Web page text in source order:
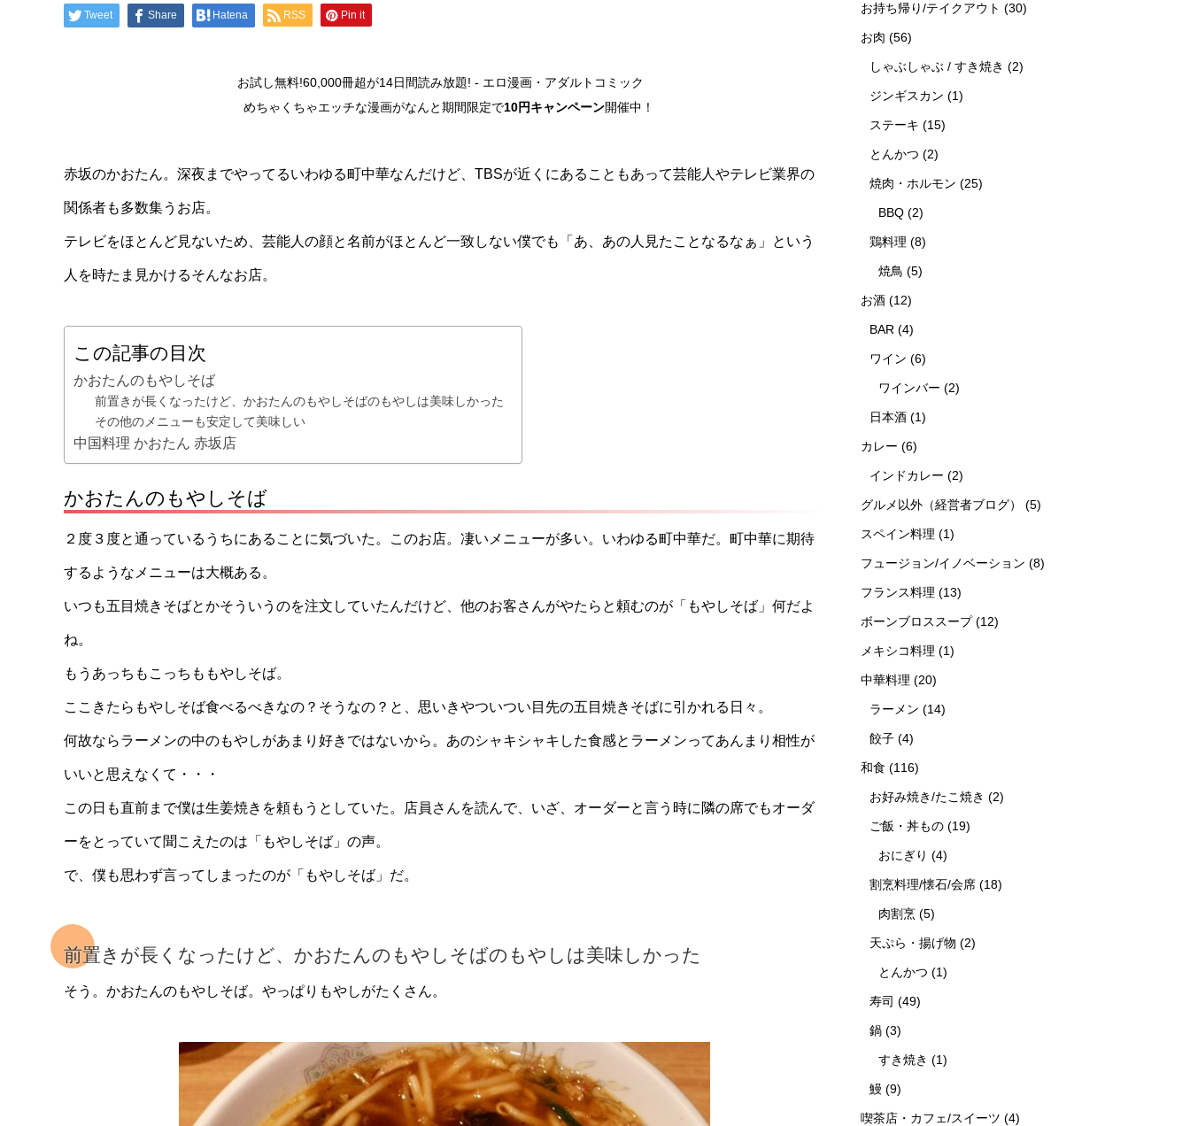
Tweet Share Hatena RSS Pin it
お試し無料!60,000冊超が14日間読み放題! - エロ漫画・アダルトコミック
めちゃくちゃエッチな漫画がなんと期間限定で10円キャンペーン開催中！
赤坂のかおたん。深夜までやってるいわゆる町中華なんだけど、TBSが近くにあることもあって芸能人やテレビ業界の
関係者も多数集うお店。
テレビをほとんど見ないため、芸能人の顔と名前がほとんど一致しない僕でも「あ、あの人見たことなるなぁ」という
人を時たま見かけるそんなお店。
この記事の目次
かおたんのもやしそば
前置きが長くなったけど、かおたんのもやしそばのもやしは美味しかった
その他のメニューも安定して美味しい
中国料理 かおたん 赤坂店
かおたんのもやしそば
２度３度と通っているうちにあることに気づいた。このお店。凄いメニューが多い。いわゆる町中華だ。町中華に期待
するようなメニューは大概ある。
いつも五目焼きそばとかそういうのを注文していたんだけど、他のお客さんがやたらと頼むのが「もやしそば」何だよ
ね。
もうあっちもこっちももやしそば。
ここきたらもやしそば食べるべきなの？そうなの？と、思いきやついつい目先の五目焼きそばに引かれる日々。
何故ならラーメンの中のもやしがあまり好きではないから。あのシャキシャキした食感とラーメンってあんまり相性が
いいと思えなくて・・・
この日も直前まで僕は生姜焼きを頼もうとしていた。店員さんを読んで、いざ、オーダーと言う時に隣の席でもオーダ
ーをとっていて聞こえたのは「もやしそば」の声。
で、僕も思わず言ってしまったのが「もやしそば」だ。
前置きが長くなったけど、かおたんのもやしそばのもやしは美味しかった
そう。かおたんのもやしそば。やっぱりもやしがたくさん。
お持ち帰り/テイクアウト (30)
お肉 (56)
しゃぶしゃぶ / すき焼き (2)
ジンギスカン (1)
ステーキ (15)
とんかつ (2)
焼肉・ホルモン (25)
BBQ (2)
鶏料理 (8)
焼鳥 (5)
お酒 (12)
BAR (4)
ワイン (6)
ワインバー (2)
日本酒 (1)
カレー (6)
インドカレー (2)
グルメ以外（経営者ブログ） (5)
スペイン料理 (1)
フュージョン/イノベーション (8)
フランス料理 (13)
ボーンブロススープ(12)
メキシコ料理 (1)
中華料理 (20)
ラーメン (14)
餃子 (4)
和食 (116)
お好み焼き/たこ焼き (2)
ご飯・丼もの (19)
おにぎり (4)
割烹料理/懐石/会席 (18)
肉割烹 (5)
天ぷら・揚げ物 (2)
とんかつ (1)
寿司 (49)
鍋 (3)
すき焼き (1)
鰻 (9)
喫茶店・カフェ/スイーツ (4)